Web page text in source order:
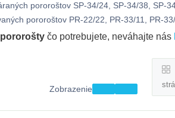
pororoštov SP-34/24, SP-34/38, SP-
pororoštov PR-22/22, PR-33/11, PR-
pororošty čo potrebujete, neváhajte nás
Zobrazenie